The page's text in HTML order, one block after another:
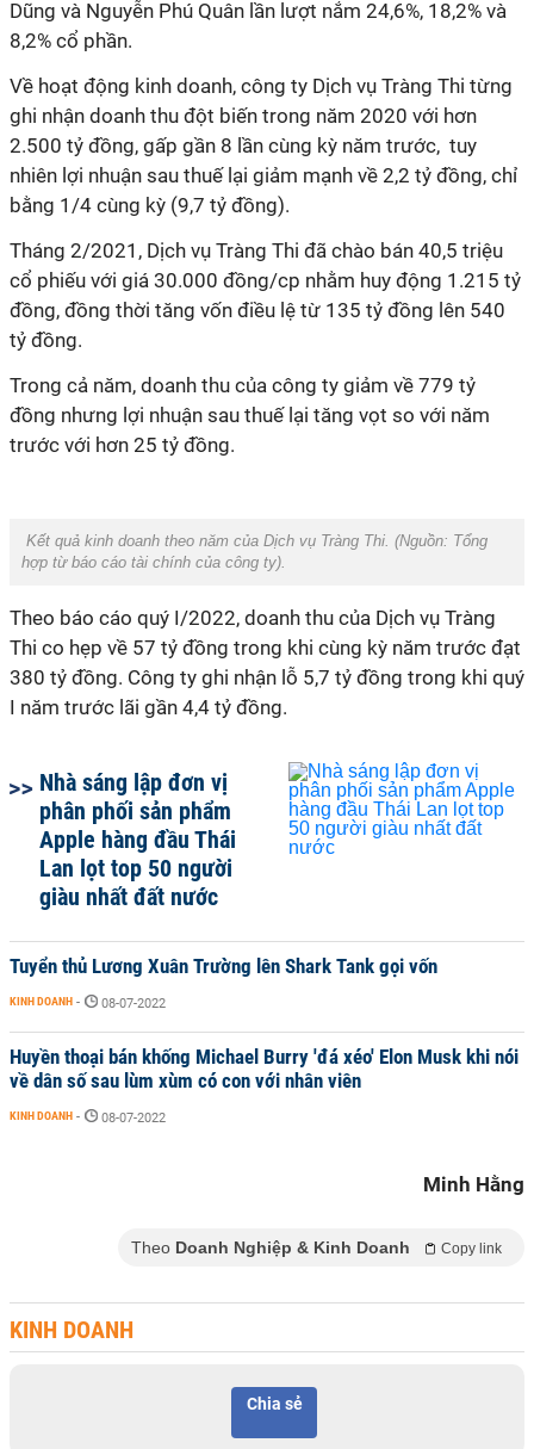
Dũng và Nguyễn Phú Quân lần lượt nắm 24,6%, 18,2% và
8,2% cổ phần.
Về hoạt động kinh doanh, công ty Dịch vụ Tràng Thi từng
ghi nhận doanh thu đột biến trong năm 2020 với hơn
2.500 tỷ đồng, gấp gần 8 lần cùng kỳ năm trước, tuy
nhiên lợi nhuận sau thuế lại giảm mạnh về 2,2 tỷ đồng, chỉ
bằng 1/4 cùng kỳ (9,7 tỷ đồng).
Tháng 2/2021, Dịch vụ Tràng Thi đã chào bán 40,5 triệu
cổ phiếu với giá 30.000 đồng/cp nhằm huy động 1.215 tỷ
đồng, đồng thời tăng vốn điều lệ từ 135 tỷ đồng lên 540
tỷ đồng.
Trong cả năm, doanh thu của công ty giảm về 779 tỷ
đồng nhưng lợi nhuận sau thuế lại tăng vọt so với năm
trước với hơn 25 tỷ đồng.
Kết quả kinh doanh theo năm của Dịch vụ Tràng Thi. (Nguồn: Tổng
hợp từ báo cáo tài chính của công ty).
Theo báo cáo quý I/2022, doanh thu của Dịch vụ Tràng
Thi co hẹp về 57 tỷ đồng trong khi cùng kỳ năm trước đạt
380 tỷ đồng. Công ty ghi nhận lỗ 5,7 tỷ đồng trong khi quý
I năm trước lãi gần 4,4 tỷ đồng.
Nhà sáng lập đơn vị
phân phối sản phẩm
Apple hàng đầu Thái
Lan lọt top 50 người
giàu nhất đất nước
Tuyển thủ Lương Xuân Trường lên Shark Tank gọi vốn
KINH DOANH - 08-07-2022
Huyền thoại bán khống Michael Burry 'đá xéo' Elon Musk khi nói
về dân số sau lùm xùm có con với nhân viên
KINH DOANH - 08-07-2022
Minh Hằng
Theo Doanh Nghiệp & Kinh Doanh Copy link
KINH DOANH
Chia sẻ